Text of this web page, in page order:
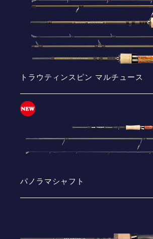
トラウティンスピン マルチュース
パノラマシャフト